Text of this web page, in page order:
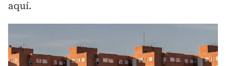
aquí.